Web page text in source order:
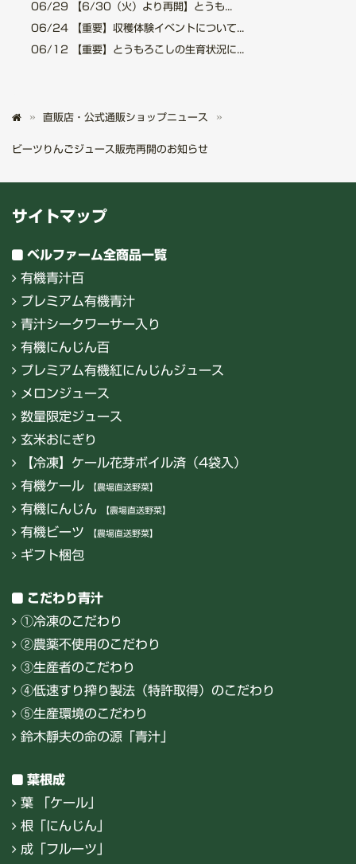
06/29 【6/30（火）より再開】とうも...
06/24 【重要】収穫体験イベントについて...
06/12 【重要】とうもろこしの生育状況に...
直販店・公式通販ショップニュース
ビーツりんごジュース販売再開のお知らせ
サイトマップ
ベルファーム全商品一覧
有機青汁百
プレミアム有機青汁
青汁シークワーサー入り
有機にんじん百
プレミアム有機紅にんじんジュース
メロンジュース
数量限定ジュース
玄米おにぎり
【冷凍】ケール花芽ボイル済（4袋入）
有機ケール
【農場直送野菜】
有機にんじん 【農場直送野菜】
有機ビーツ 【農場直送野菜】
ギフト梱包
こだわり青汁
①冷凍のこだわり
②農薬不使用のこだわり
③生産者のこだわり
④低速すり搾り製法（特許取得）のこだわり
⑤生産環境のこだわり
鈴木靜夫の命の源「青汁」
葉根成
葉 「ケール」
根「にんじん」
成「フルーツ」